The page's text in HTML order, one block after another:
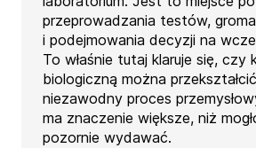
przeprowadzania testów,
i podejmowania decyzji na
To właśnie tutaj klaruje się, czy
biologiczną można
niezawodny proces
ma znaczenie większe, niż
pozornie wydawać.